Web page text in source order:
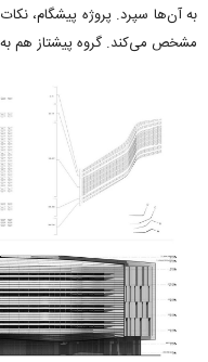
مشخص می‌کند. گروه پیشتاز هم